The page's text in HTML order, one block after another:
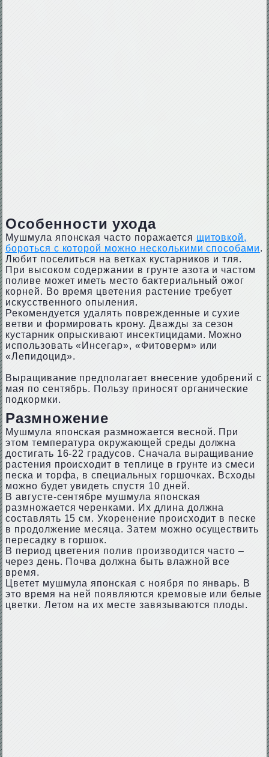
Особенности ухода
Мушмула японская часто поражается щитовкой,
бороться с которой можно несколькими способами.
Любит поселиться на ветках кустарников и тля.
При высоком содержании в грунте азота и частом
поливе может иметь место бактериальный ожог
корней. Во время цветения растение требует
искусственного опыления.
Рекомендуется удалять поврежденные и сухие
ветви и формировать крону. Дважды за сезон
кустарник опрыскивают инсектицидами. Можно
использовать «Инсегар», «Фитоверм» или
«Лепидоцид».
Выращивание предполагает внесение удобрений с
мая по сентябрь. Пользу приносят органические
подкормки.
Размножение
Мушмула японская размножается весной. При
этом температура окружающей среды должна
достигать 16-22 градусов. Сначала выращивание
растения происходит в теплице в грунте из смеси
песка и торфа, в специальных горшочках. Всходы
можно будет увидеть спустя 10 дней.
В августе-сентябре мушмула японская
размножается черенками. Их длина должна
составлять 15 см. Укоренение происходит в песке
в продолжение месяца. Затем можно осуществить
пересадку в горшок.
В период цветения полив производится часто –
через день. Почва должна быть влажной все
время.
Цветет мушмула японская с ноября по январь. В
это время на ней появляются кремовые или белые
цветки. Летом на их месте завязываются плоды.